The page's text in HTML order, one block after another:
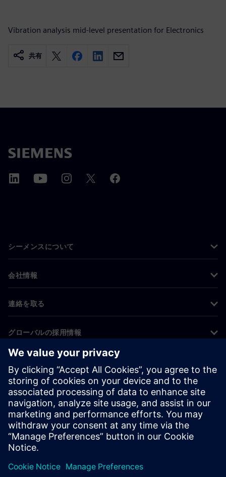
Vibration analysis mid-level presentation for Electronics
共有
シーメンスについて
会社情報
連絡を取る
グローバルの採用情報
©Siemens 2026
コーポレート情報
プライバシー通知
クッキー通知
利用条件